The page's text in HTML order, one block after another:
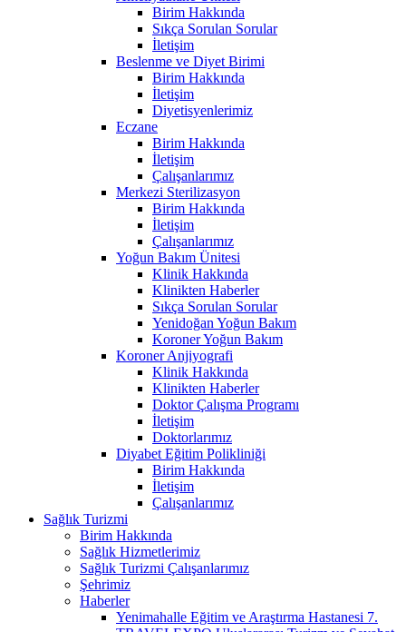
Birim Hakkında
Sıkça Sorulan Sorular
İletişim
Beslenme ve Diyet Birimi
Birim Hakkında
İletişim
Diyetisyenlerimiz
Eczane
Birim Hakkında
İletişim
Çalışanlarımız
Merkezi Sterilizasyon
Birim Hakkında
İletişim
Çalışanlarımız
Yoğun Bakım Ünitesi
Klinik Hakkında
Klinikten Haberler
Sıkça Sorulan Sorular
Yenidoğan Yoğun Bakım
Koroner Yoğun Bakım
Koroner Anjiyografi
Klinik Hakkında
Klinikten Haberler
Doktor Çalışma Programı
İletişim
Doktorlarımız
Diyabet Eğitim Polikliniği
Birim Hakkında
İletişim
Çalışanlarımız
Sağlık Turizmi
Birim Hakkında
Sağlık Hizmetlerimiz
Sağlık Turizmi Çalışanlarımız
Şehrimiz
Haberler
Yenimahalle Eğitim ve Araştırma Hastanesi 7.